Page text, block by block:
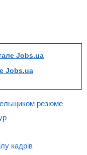
Jobs.ua
Jobs.ua
резюме
кадрів